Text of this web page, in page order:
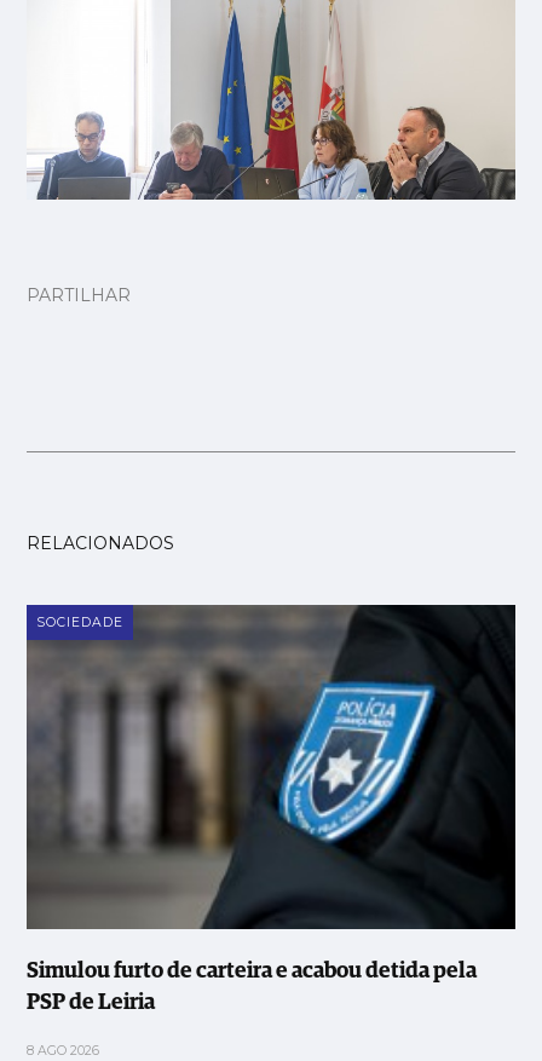
PARTILHAR
RELACIONADOS
SOCIEDADE
Simulou furto de carteira e acabou detida pela
PSP de Leiria
8 AGO 2026